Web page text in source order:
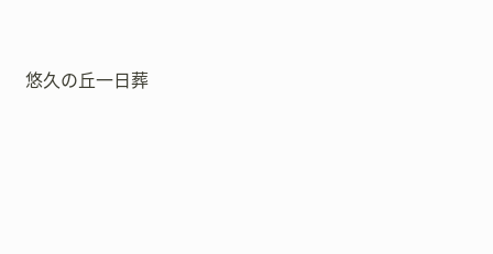
悠久の丘一日葬